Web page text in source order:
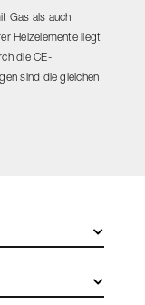
Gas als auch
Heizelemente liegt
die CE-
sind die gleichen